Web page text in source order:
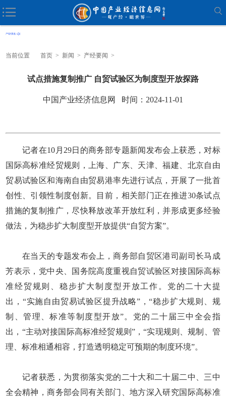
当前位置 首页 > 新闻 > 产经要闻 >
试点措施复制推广 自贸试验区为制度型开放探路
中国产业经济信息网 时间：2024-11-01
记者在10月29日的商务部专题新闻发布会上获悉，对标
国际高标准经贸规则，上海、广东、天津、福建、北京自由
贸易试验区和海南自由贸易港率先进行试点，开展了一批首
创性、引领性制度创新。目前，相关部门正在推进30条试点
措施的复制推广，尽快释放改革开放红利，并形成更多经验
做法，为稳步扩大制度型开放提供“自贸方案”。
在当天的专题发布会上，商务部自贸区港司副司长马成
芳表示，党中央、国务院高度重视自贸试验区对接国际高标
准经贸规则、稳步扩大制度型开放工作。党的二十大提
出，“实施自由贸易试验区提升战略”，“稳步扩大规则、规
制、管理、标准等制度型开放”。党的二十届三中全会指
出，“主动对接国际高标准经贸规则”，“实现规则、规制、管
理、标准相通相容，打造透明稳定可预期的制度环境”。
记者获悉，为贯彻落实党的二十大和二十届二中、三中
全会精神，商务部会同有关部门、地方深入研究国际高标准